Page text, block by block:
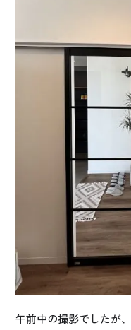
午前中の撮影でしたが